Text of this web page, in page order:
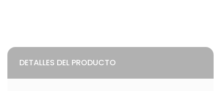
DETALLES DEL PRODUCTO